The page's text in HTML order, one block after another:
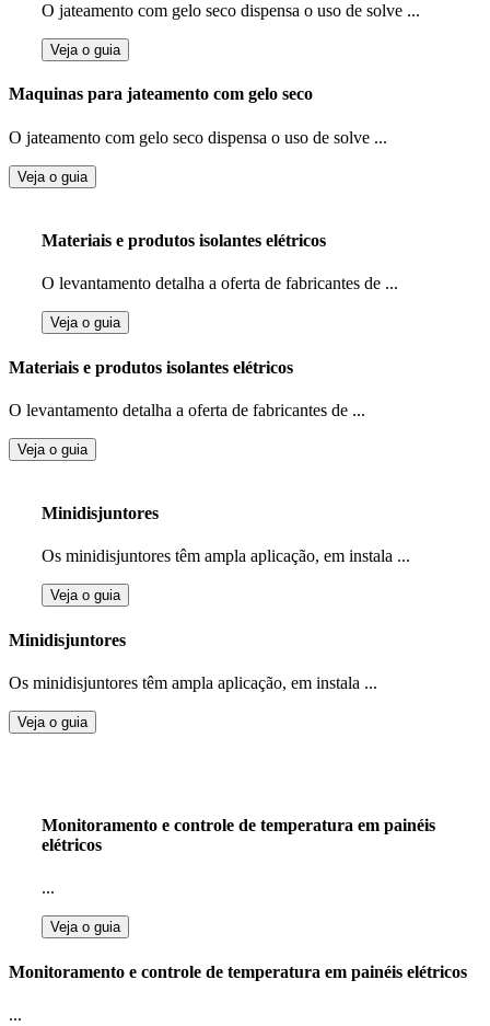
O jateamento com gelo seco dispensa o uso de solve ...
Veja o guia
Maquinas para jateamento com gelo seco
O jateamento com gelo seco dispensa o uso de solve ...
Veja o guia
Materiais e produtos isolantes elétricos
O levantamento detalha a oferta de fabricantes de ...
Veja o guia
Materiais e produtos isolantes elétricos
O levantamento detalha a oferta de fabricantes de ...
Veja o guia
Minidisjuntores
Os minidisjuntores têm ampla aplicação, em instala ...
Veja o guia
Minidisjuntores
Os minidisjuntores têm ampla aplicação, em instala ...
Veja o guia
Monitoramento e controle de temperatura em painéis
elétricos
...
Veja o guia
Monitoramento e controle de temperatura em painéis elétricos
...